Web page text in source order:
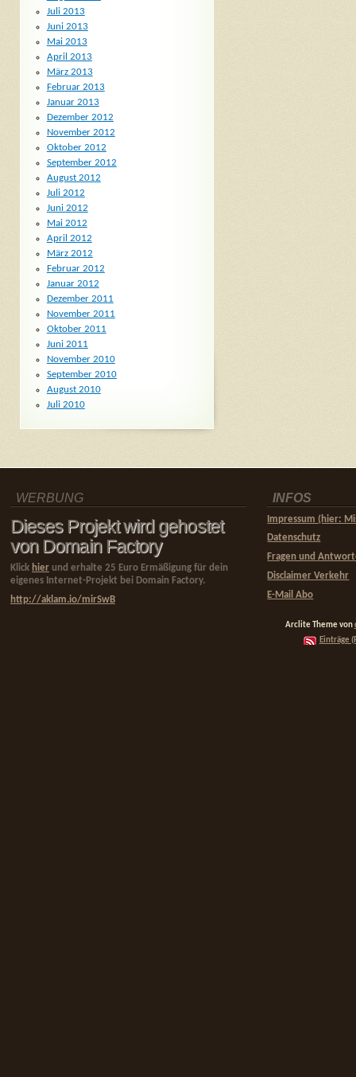
Juli 2013
Juni 2013
Mai 2013
April 2013
März 2013
Februar 2013
Januar 2013
Dezember 2012
November 2012
Oktober 2012
September 2012
August 2012
Juli 2012
Juni 2012
Mai 2012
April 2012
März 2012
Februar 2012
Januar 2012
Dezember 2011
November 2011
Oktober 2011
Juni 2011
November 2010
September 2010
August 2010
Juli 2010
WERBUNG
Dieses Projekt wird gehostet
von Domain Factory
Klick hier und erhalte 25 Euro Ermäßigung für dein
eigenes Internet-Projekt bei Domain Factory.
http://aklam.io/mirSwB
INFOS
Impressum (hier:
Datenschutz
Fragen und
Disclaimer Verkehr
E-Mail Abo
Arclite Theme von
Einträge